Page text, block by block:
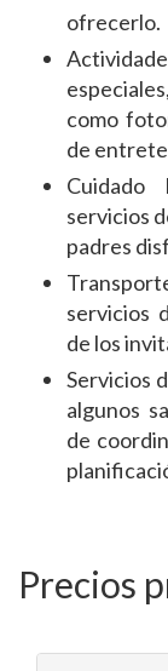
ofrecerlo.
como
de
Cuidado
servicios
padres
servicios
de los
Servicios
algunos
de
Precios